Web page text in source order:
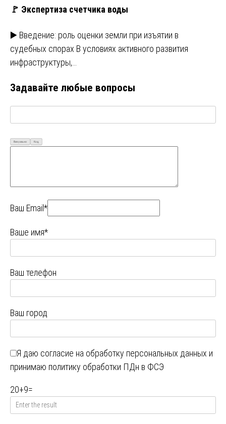
🚩 Экспертиза счетчика воды
▶️ Введение: роль оценки земли при изъятии в
судебных спорах В условиях активного развития
инфраструктуры,…
Задавайте любые вопросы
Визуально Код
Ваш Email*
Ваше имя*
Ваш телефон
Ваш город
Я даю согласие на обработку персональных данных и
принимаю политику обработки ПДн в ФСЭ
20+9=